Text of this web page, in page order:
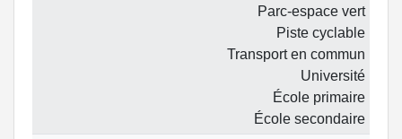
Parc-espace vert
Piste cyclable
Transport en commun
Université
École primaire
École secondaire